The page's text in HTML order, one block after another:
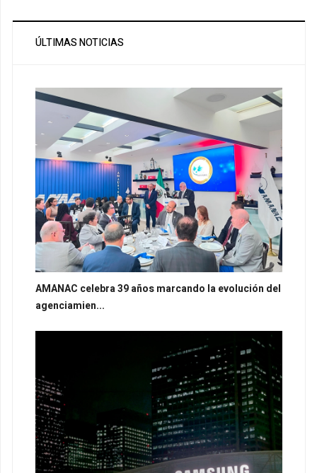
ÚLTIMAS NOTICIAS
AMANAC celebra 39 años marcando la evolución del
agenciamien...